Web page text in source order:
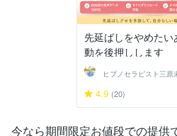
先延ばしをやめた
動を後押しします
ヒプノセラピスト三原
4.9 (20)
今なら期間限定お値段での提供